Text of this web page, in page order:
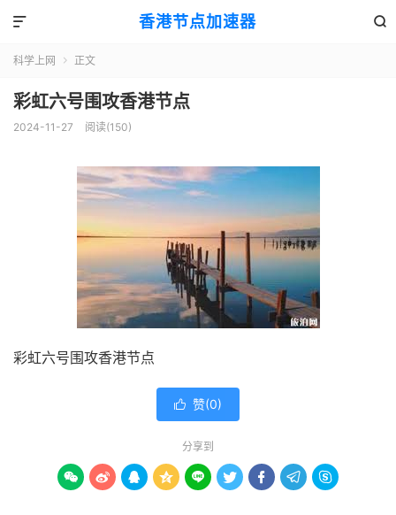
香港节点加速器 

科学上网  正文
彩虹六号围攻香港节点
2024-11-27 阅读(150)
彩虹六号围攻香港节点
 赞(0)
分享到
        